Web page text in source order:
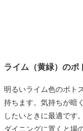
ライム（黄緑）のポ
明るいライム色のポト
持ちます。気持ちが暗
したいときに最適です
ダイニングに置くと場